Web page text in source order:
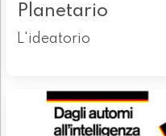
Planetario
L'ideatorio